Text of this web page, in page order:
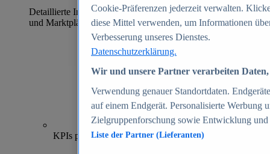
Detaillierte Informationen zu mehr als 39.000 Online-Shops
und Marktplätzen
70+
KPIs pro Shop
Cookie-Präferenzen jederzeit verwalten.
diese Mittel verwenden, um Informationen
Verbesserung unseres Dienstes.
Datenschutzerklärung.
Wir und unsere Partner verarbeiten
Verwendung genauer Standortdaten.
auf einem Endgerät. Personalisierte Werbung
Zielgruppenforschung sowie Entwicklung
Liste der Partner (Lieferanten)